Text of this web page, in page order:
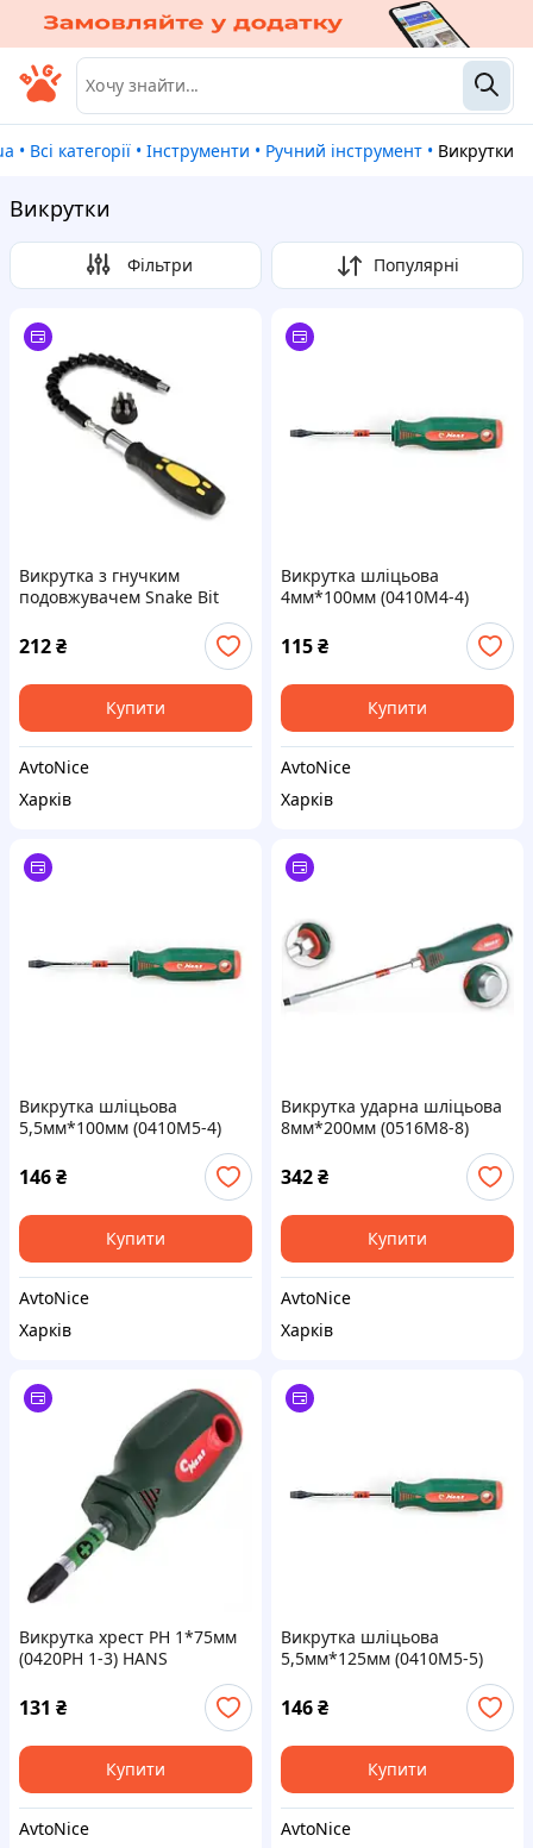
• Всі категорії • Інструменти • Ручний інструмент • Викрутки
Викрутки
Фільтри Популярні
Викрутка з гнучким
подовжувачем Snake Bit
212₴
Купити
AvtoNice
Харків
Викрутка шліцьова
4мм*100мм (0410M4-4)
115₴
Купити
AvtoNice
Харків
Викрутка шліцьова
5,5мм*100мм (0410M5-4)
146₴
Купити
AvtoNice
Харків
Викрутка ударна шліцьова
8мм*200мм (0516M8-8)
342₴
Купити
AvtoNice
Харків
Викрутка хрест РН 1*75мм
(0420PH 1-3) HANS
131 ₴
Купити
AvtoNice
Викрутка шліцьова
5,5мм*125мм (0410M5-5)
146₴
Купити
AvtoNice